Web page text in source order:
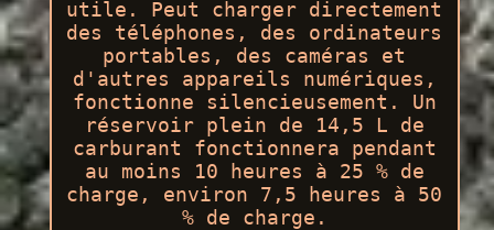
utile. Peut charger directement
des téléphones, des ordinateurs
portables, des caméras et
d'autres appareils numériques,
fonctionne silencieusement. Un
réservoir plein de 14,5 L de
carburant fonctionnera pendant
au moins 10 heures à 25 % de
charge, environ 7,5 heures à 50
% de charge.